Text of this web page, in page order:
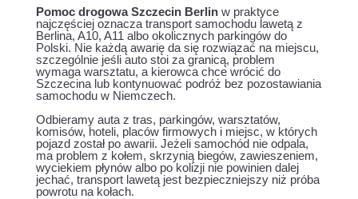
Pomoc drogowa Szczecin Berlinw praktyce
najczęściej oznacza transport samochodu lawetą z
Berlina, A10, A11 albo okolicznych parkingów do
Polski. Nie każdą awarię da się rozwiązać na miejscu,
szczególnie jeśli auto stoi za granicą, problem
wymaga warsztatu, a kierowca chce wrócić do
Szczecina lub kontynuować podróż bez pozostawiania
samochodu w Niemczech.
Odbieramy auta z tras, parkingów, warsztatów,
komisów, hoteli, placów firmowych i miejsc, w których
pojazd został po awarii. Jeżeli samochód nie odpala,
ma problem z kołem, skrzynią biegów, zawieszeniem,
wyciekiem płynów albo po kolizji nie powinien dalej
jechać, transport lawetą jest bezpieczniejszy niż próba
powrotu na kołach.